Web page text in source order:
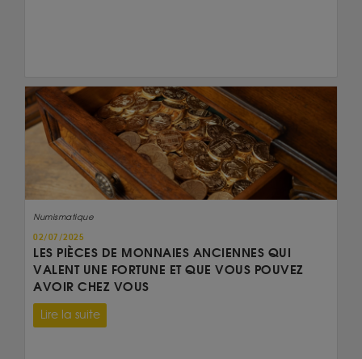
Numismatique
02/07/2025
LES PIÈCES DE MONNAIES ANCIENNES QUI
VALENT UNE FORTUNE ET QUE VOUS POUVEZ
AVOIR CHEZ VOUS
Lire la suite